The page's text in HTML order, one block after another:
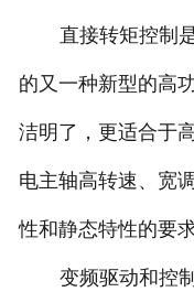
直接转矩控制
的又一种新型的高
洁明了，更适合于
电主轴高转速、宽
性和静态特性的要求
变频驱动和控